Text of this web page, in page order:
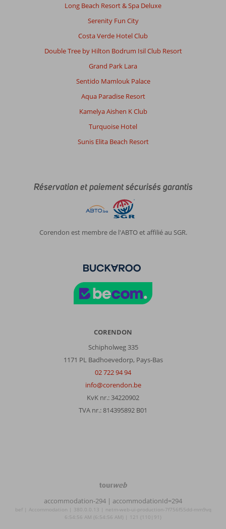
Long Beach Resort & Spa Deluxe
Serenity Fun City
Costa Verde Hotel Club
Double Tree by Hilton Bodrum Isil Club Resort
Grand Park Lara
Sentido Mamlouk Palace
Aqua Paradise Resort
Kamelya Aishen K Club
Turquoise Hotel
Sunis Elita Beach Resort
Réservation et paiement sécurisés garantis
Corendon est membre de l'ABTO et affilié au SGR.
CORENDON
Schipholweg 335
1171 PL Badhoevedorp, Pays-Bas
02 722 94 94
info@corendon.be
KvK nr.: 34220902
TVA nr.: 814395892 B01
TourWeb
NetMatch
accommodation-294 | accommodationId=294
bef | Accommodation | 380.0.0.13 | netm-web-ui-production-7f756f55dd-mm9vq
6:54:56 AM (6:54:56 AM) | 121 (110|91)